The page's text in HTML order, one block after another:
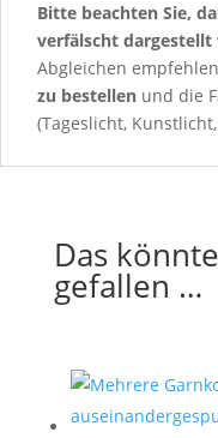
Bitte beachten Sie,
verfälscht dargestellt
Abgleichen
zu bestellen und die
(Tageslicht,
Das
gefallen …